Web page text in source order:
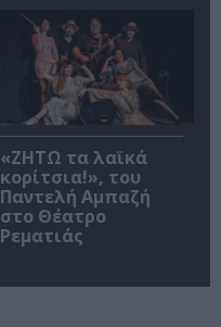
«ΖΗΤΩ τα λαϊκά
κορίτσια!», του
Παντελή Αμπαζή
στο Θέατρο
Ρεματιάς